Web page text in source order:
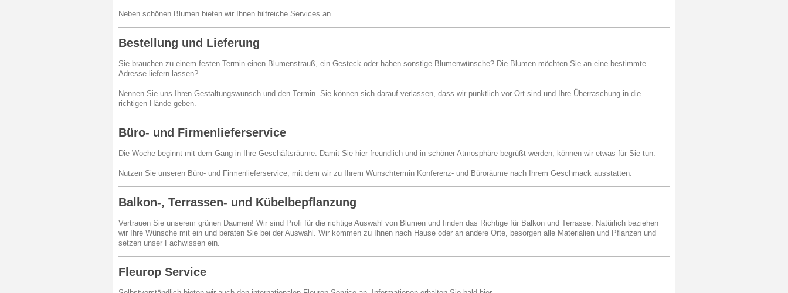
Neben schönen Blumen bieten wir Ihnen hilfreiche Services an.
Bestellung und Lieferung
Sie brauchen zu einem festen Termin einen Blumenstrauß, ein Gesteck oder haben sonstige Blumenwünsche? Die Blumen möchten Sie an eine bestimmte
Adresse liefern lassen?
Nennen Sie uns Ihren Gestaltungswunsch und den Termin. Sie können sich darauf verlassen, dass wir pünktlich vor Ort sind und Ihre Überraschung in die
richtigen Hände geben.
Büro- und Firmenlieferservice
Die Woche beginnt mit dem Gang in Ihre Geschäftsräume. Damit Sie hier freundlich und in schöner Atmosphäre begrüßt werden, können wir etwas für Sie tun.
Nutzen Sie unseren Büro- und Firmenlieferservice, mit dem wir zu Ihrem Wunschtermin Konferenz- und Büroräume nach Ihrem Geschmack ausstatten.
Balkon-, Terrassen- und Kübelbepflanzung
Vertrauen Sie unserem grünen Daumen! Wir sind Profi für die richtige Auswahl von Blumen und finden das Richtige für Balkon und Terrasse. Natürlich beziehen
wir Ihre Wünsche mit ein und beraten Sie bei der Auswahl. Wir kommen zu Ihnen nach Hause oder an andere Orte, besorgen alle Materialien und Pflanzen und
setzen unser Fachwissen ein.
Fleurop Service